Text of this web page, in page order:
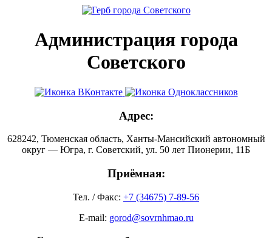
Администрация города
Советского
Адрес:
628242, Тюменская область, Ханты-Мансийский автономный
округ — Югра, г. Советский, ул. 50 лет Пионерии, 11Б
Приёмная:
Тел. / Факс: +7 (34675) 7-89-56
E-mail: gorod@sovrnhmao.ru